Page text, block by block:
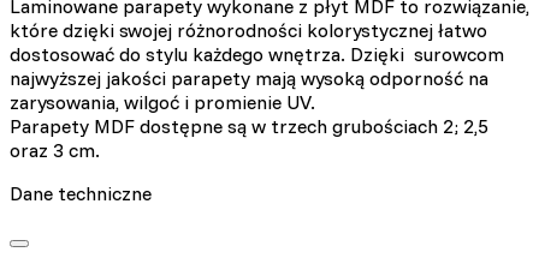
Laminowane parapety wykonane z płyt MDF to rozwiązanie,
które dzięki swojej różnorodności kolorystycznej łatwo
dostosować do stylu każdego wnętrza. Dzięki surowcom
najwyższej jakości parapety mają wysoką odporność na
zarysowania, wilgoć i promienie UV.
Parapety MDF dostępne są w trzech grubościach 2; 2,5
oraz 3 cm.
Dane techniczne